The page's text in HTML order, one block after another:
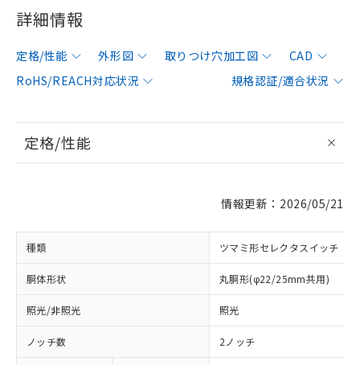
詳細情報
定格/性能 外形図 取りつけ穴加工図
CAD
RoHS/REACH対応状況
規格認証/適合状況
定格/性能
情報更新：2026/05/21
種類 ツマミ形セレクタスイッチ
胴体形状 丸胴形(φ22/25mm共用)
照光/非照光 照光
ノッチ数 2ノッチ